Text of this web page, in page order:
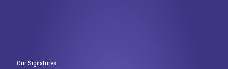
Our Signatures